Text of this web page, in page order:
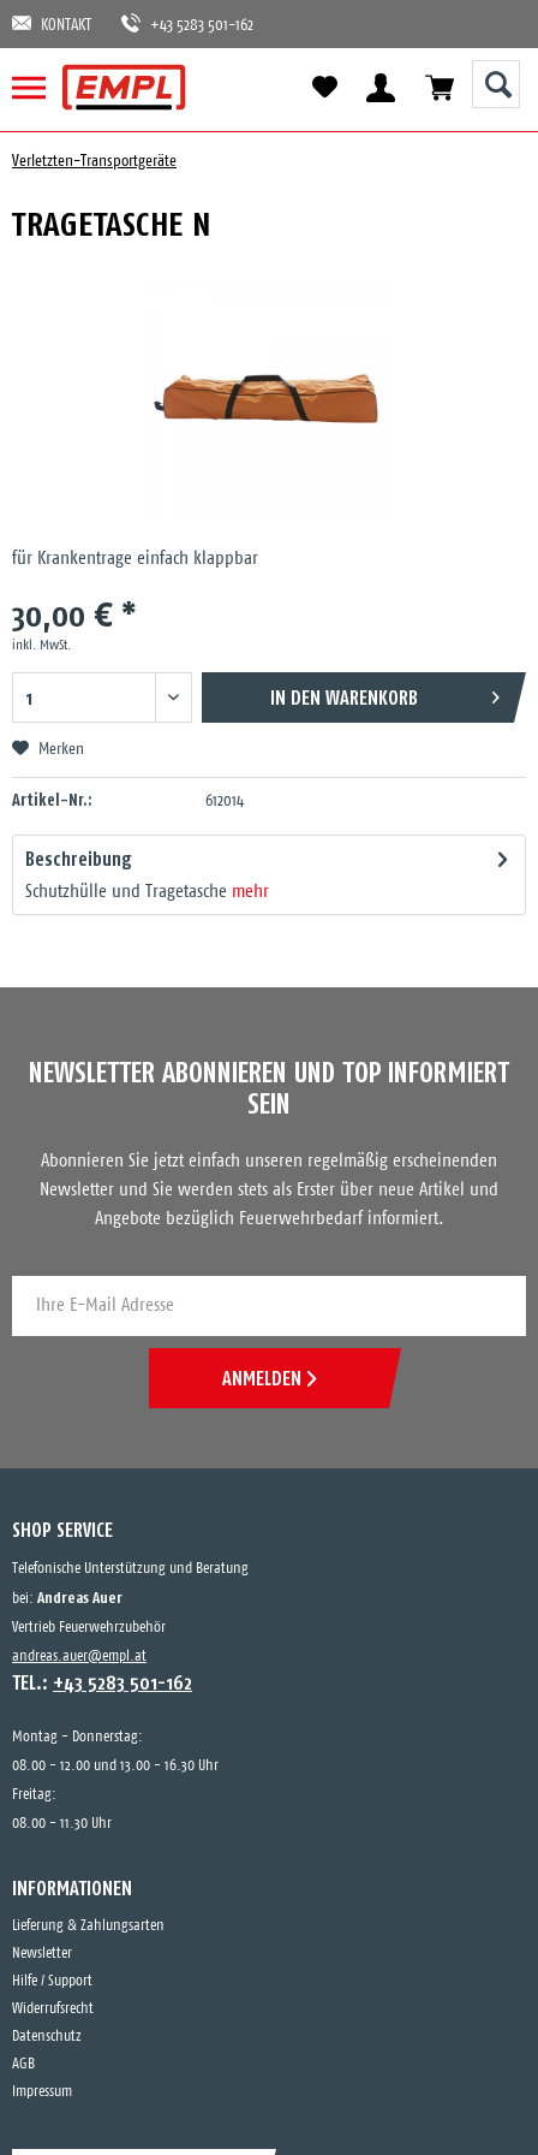
KONTAKT +43 5283 501-162
Verletzten-Transportgeräte
TRAGETASCHE N
für Krankentrage einfach klappbar
30,00 € *
inkl. MwSt.
IN DEN WARENKORB
Merken
Artikel-Nr.: 612014
Beschreibung
Schutzhülle und Tragetasche mehr
NEWSLETTER ABONNIEREN UND TOP INFORMIERT
SEIN
Abonnieren Sie jetzt einfach unseren regelmäßig erscheinenden
Newsletter und Sie werden stets als Erster über neue Artikel und
Angebote bezüglich Feuerwehrbedarf informiert.
ANMELDEN
SHOP SERVICE
Telefonische Unterstützung und Beratung
bei: Andreas Auer
Vertrieb Feuerwehrzubehör
andreas.auer@empl.at
TEL.: +43 5283 501-162
Montag - Donnerstag:
08.00 - 12.00 und 13.00 - 16.30 Uhr
Freitag:
08.00 - 11.30 Uhr
INFORMATIONEN
Lieferung & Zahlungsarten
Newsletter
Hilfe / Support
Widerrufsrecht
Datenschutz
AGB
Impressum